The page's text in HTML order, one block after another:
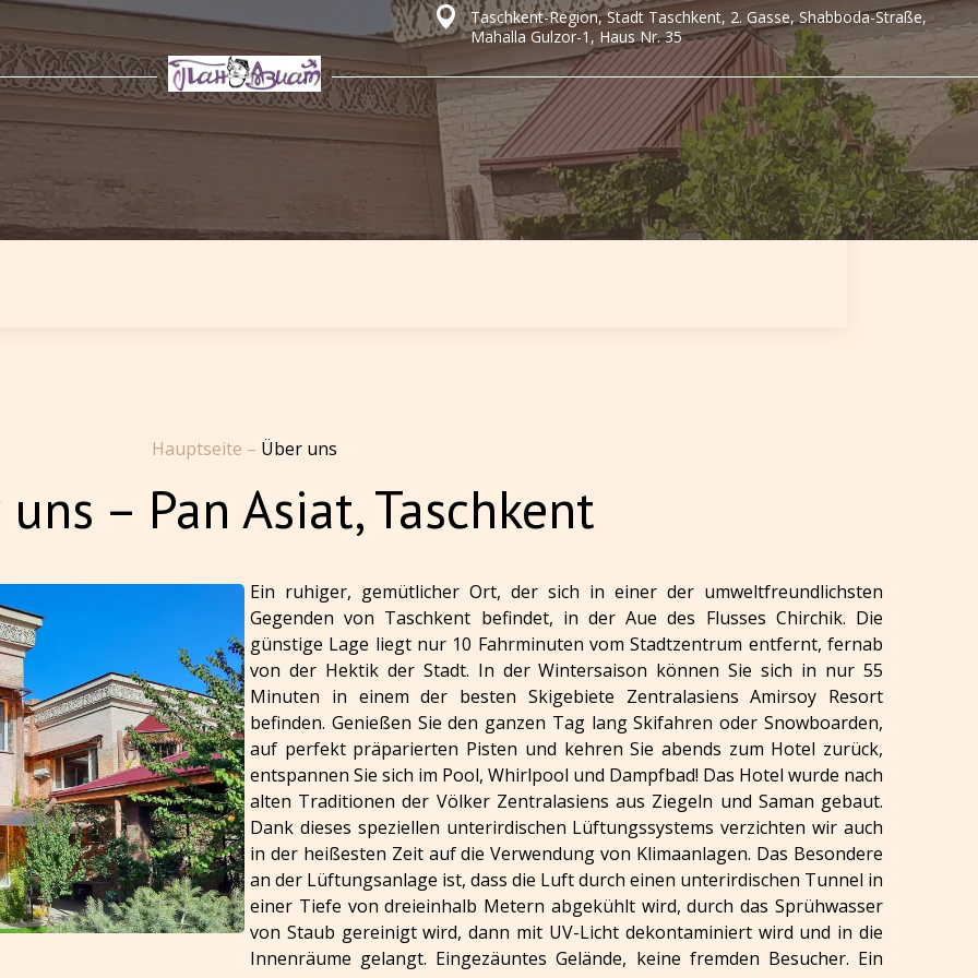
Taschkent-Region, Stadt Taschkent, 2. Gasse, Shabboda-Straße,
Mahalla Gulzor-1, Haus Nr. 35
Hauptseite – Über uns
– Pan Asiat, Taschkent
Ein ruhiger, gemütlicher Ort, der sich in einer der umweltfreundlichsten
Gegenden von Taschkent befindet, in der Aue des Flusses Chirchik. Die
günstige Lage liegt nur 10 Fahrminuten vom Stadtzentrum entfernt, fernab
von der Hektik der Stadt. In der Wintersaison können Sie sich in nur 55
Minuten in einem der besten Skigebiete Zentralasiens Amirsoy Resort
befinden. Genießen Sie den ganzen Tag lang Skifahren oder Snowboarden,
auf perfekt präparierten Pisten und kehren Sie abends zum Hotel zurück,
entspannen Sie sich im Pool, Whirlpool und Dampfbad! Das Hotel wurde nach
alten Traditionen der Völker Zentralasiens aus Ziegeln und Saman gebaut.
Dank dieses speziellen unterirdischen Lüftungssystems verzichten wir auch
in der heißesten Zeit auf die Verwendung von Klimaanlagen. Das Besondere
an der Lüftungsanlage ist, dass die Luft durch einen unterirdischen Tunnel in
einer Tiefe von dreieinhalb Metern abgekühlt wird, durch das Sprühwasser
von Staub gereinigt wird, dann mit UV-Licht dekontaminiert wird und in die
Innenräume gelangt. Eingezäuntes Gelände, keine fremden Besucher. Ein